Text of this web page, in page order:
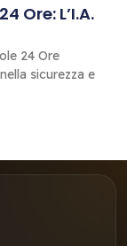
Ore: L’I.A.
24 Ore
sicurezza e